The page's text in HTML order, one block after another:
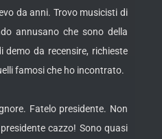
da anni. Trovo musicisti di
annusano che sono della
da recensire, richieste
famosi che ho incontrato.
Fatelo presidente. Non
cazzo! Sono quasi